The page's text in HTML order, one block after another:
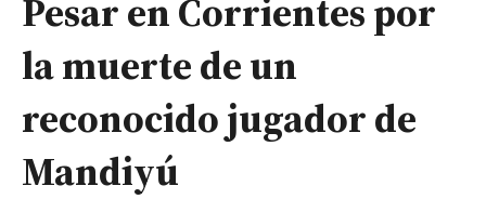
Pesar en Corrientes por
la muerte de un
reconocido jugador de
Mandiyú